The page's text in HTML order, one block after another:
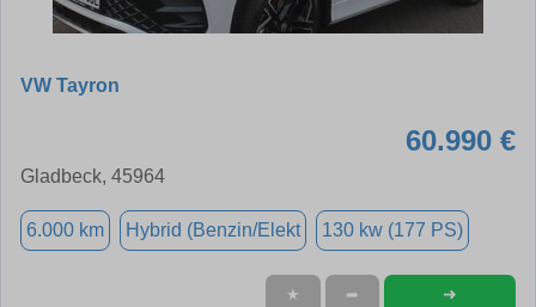
VW Tayron
60.990 €
Gladbeck, 45964
6.000 km Hybrid (Benzin/Elekt 130 kw (177 PS)
★ ➦ ➜